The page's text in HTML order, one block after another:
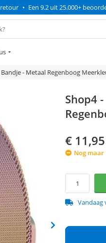
• Een 9.2 uit 25.000+
- Metaal Regenboog
Shop4
€ 11,95
Nog
Vandaag